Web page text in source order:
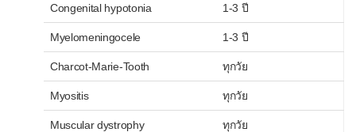
Congenital hypotonia 1-3 ปี
Myelomeningocele 1-3 ปี
Charcot-Marie-Tooth ทุกวัย
Myositis ทุกวัย
Muscular dystrophy ทุกวัย